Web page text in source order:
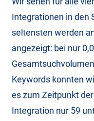
Integrationen in den
seltensten werden
angezeigt: bei nur
Keywords konnten
es zum Zeitpunkt
Integration nur 59